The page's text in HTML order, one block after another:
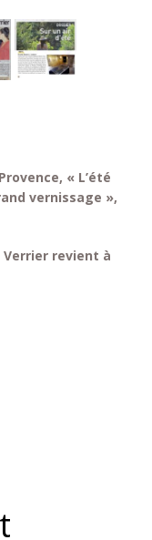
« L’été
vernissage »,
revient à